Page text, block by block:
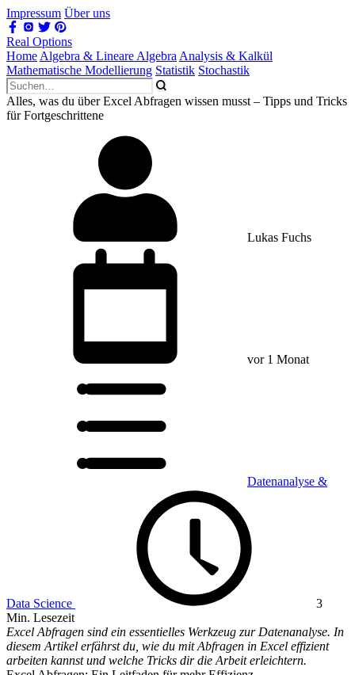
Impressum Über uns
Real Options
Home Algebra & Lineare Algebra Analysis & Kalkül
Mathematische Modellierung Statistik Stochastik
Alles, was du über Excel Abfragen wissen musst – Tipps und Tricks
für Fortgeschrittene
Lukas Fuchs
vor 1 Monat
Datenanalyse &
Data Science
3
Min. Lesezeit
Excel Abfragen sind ein essentielles Werkzeug zur Datenanalyse. In
diesem Artikel erfährst du, wie du mit Abfragen in Excel effizient
arbeiten kannst und welche Tricks dir die Arbeit erleichtern.